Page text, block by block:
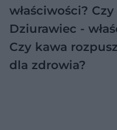
właściwości?
Dziurawiec -
Czy kawa
dla zdrowia?